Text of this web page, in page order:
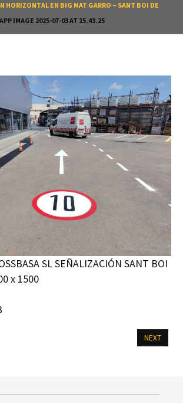
HORIZONTAL EN BIG MAT GARRO – SANT BOI DE
IMAGE 2025-07-03 AT 15.43.25
SL SEÑALIZACIÓN SANT BOI
x 1500
NEXT